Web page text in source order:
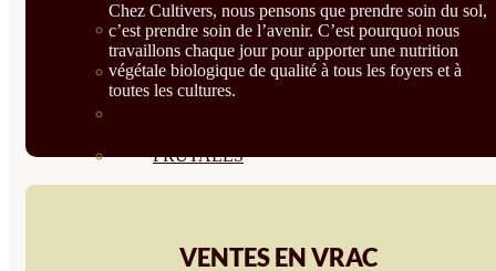
TOMATES
HUERTO
FRUTALES
Chez Cultivers, nous pensons que prendre soin du sol,
c’est prendre soin de l’avenir. C’est pourquoi nous
travaillons chaque jour pour apporter une nutrition
végétale biologique de qualité à tous les foyers et à
toutes les cultures.
VENTES EN VRAC